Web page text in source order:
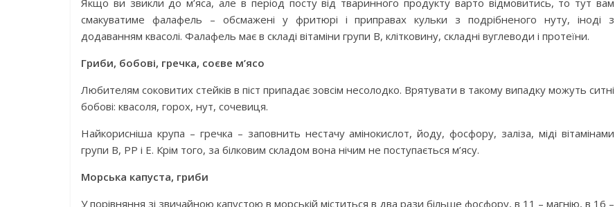
Якщо ви звикли до м’яса, але в період посту від тваринного продукту варто відмовитись, то тут вам
смакуватиме фалафель – обсмажені у фритюрі і приправах кульки з подрібненого нуту, іноді з
додаванням квасолі. Фалафель має в складі вітаміни групи В, клітковину, складні вуглеводи і протеїни.
Гриби, бобові, гречка, соєве м’ясо
Любителям соковитих стейків в піст припадає зовсім несолодко. Врятувати в такому випадку можуть ситні
бобові: квасоля, горох, нут, сочевиця.
Найкорисніша крупа – гречка – заповнить нестачу амінокислот, йоду, фосфору, заліза, міді вітамінами
групи В, РР і Е. Крім того, за білковим складом вона нічим не поступається м’ясу.
Морська капуста, гриби
У порівняння зі звичайною капустою в морській міститься в два рази більше фосфору, в 11 – магнію, в 16 –